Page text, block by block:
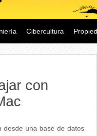
Cibercultura
con
desde una base de datos